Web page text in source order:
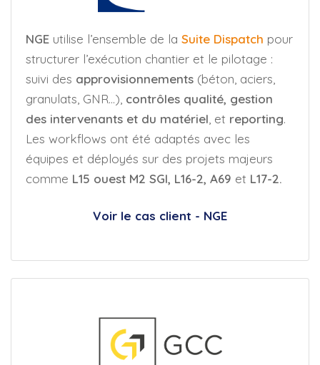
NGE utilise l’ensemble de la Suite Dispatch pour
structurer l’exécution chantier et le pilotage :
suivi des approvisionnements (béton, aciers,
granulats, GNR…), contrôles qualité, gestion
des intervenants et du matériel , et reporting.
Les workflows ont été adaptés avec les
équipes et déployés sur des projets majeurs
comme L15 ouest M2 SGI, L16-2, A69 et L17-2.
Voir le cas client - NGE